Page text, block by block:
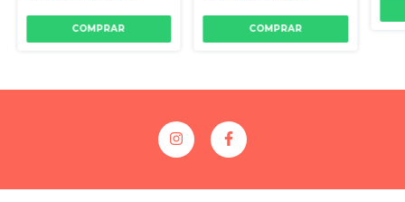
COMPRAR COMPRAR